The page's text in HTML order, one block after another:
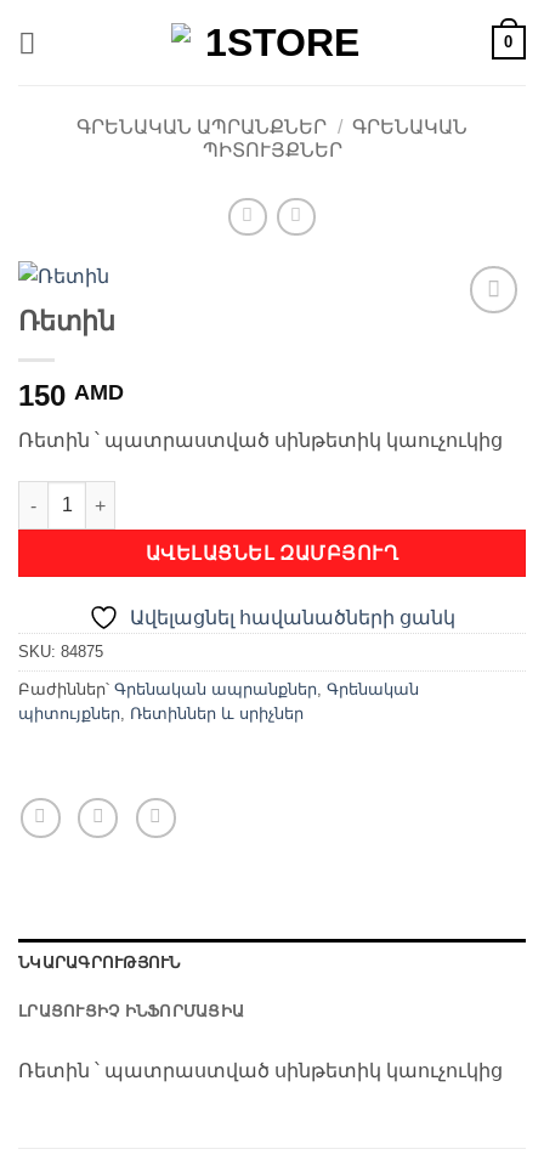
0
ԳՐԵՆԱԿԱՆ ԱՊՐԱՆՔՆԵՐ / ԳՐԵՆԱԿԱՆ
ՊԻՏՈՒՅՔՆԵՐ
Ռետին
150 AMD
Ռետին ՝ պատրաստված սինթետիկ կաուչուկից
Ռետին quantity
ԱՎԵԼԱՑՆԵԼ ԶԱՄԲՅՈՒՂ
Ավելացնել հավանածների ցանկ
SKU: 84875
Բաժիններ՝ Գրենական ապրանքներ, Գրենական
պիտույքներ, Ռետիններ և սրիչներ
ՆԿԱՐԱԳՐՈՒԹՅՈՒՆ
ԼՐԱՑՈՒՑԻՉ ԻՆՖՈՐՄԱՑԻԱ
Ռետին ՝ պատրաստված սինթետիկ կաուչուկից